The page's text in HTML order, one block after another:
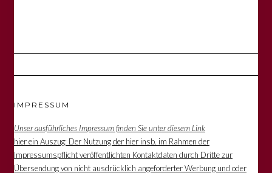
IMPRESSUM
Unser ausführliches Impressum finden Sie unter diesem Link
hier ein Auszug: Der Nutzung der hier insb. im Rahmen der
Impressumspflicht veröffentlichten Kontaktdaten durch Dritte zur
Übersendung von nicht ausdrücklich angeforderter Werbung und oder